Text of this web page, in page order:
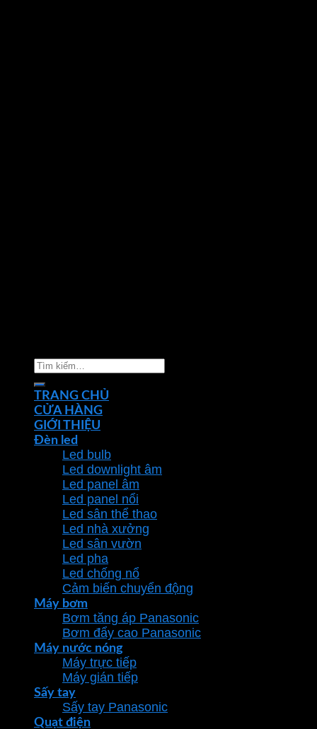
Tìm
TRANG CHỦ
CỬA HÀNG
GIỚI THIỆU
Đèn led
Led bulb
Led downlight âm
Led panel âm
Led panel nổi
Led sân thể thao
Led nhà xưởng
Led sân vườn
Led pha
Led chống nổ
Cảm biến chuyển động
Máy bơm
Bơm tăng áp Panasonic
Bơm đẩy cao Panasonic
Máy nước nóng
Máy trực tiếp
Máy gián tiếp
Sấy tay
Sấy tay Panasonic
Quạt điện